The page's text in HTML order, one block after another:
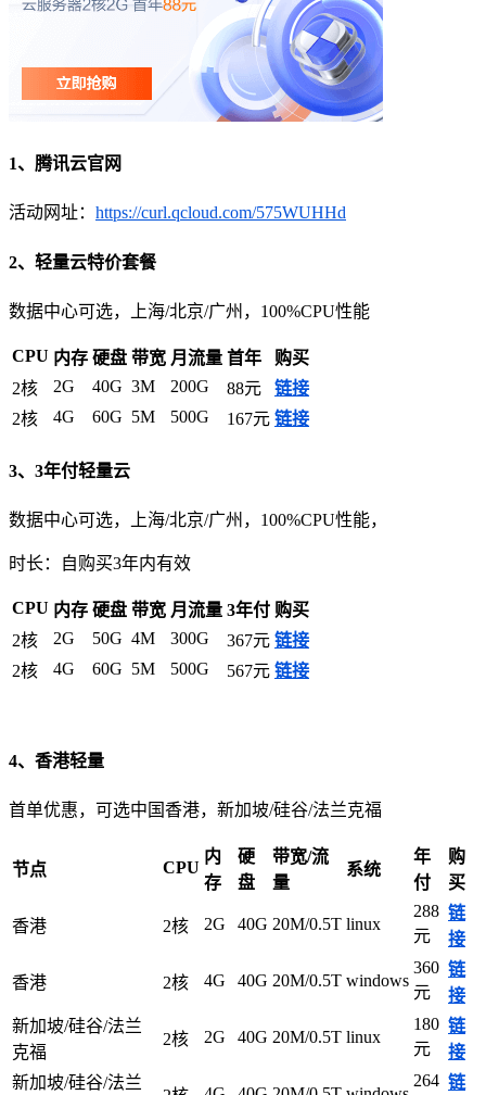
1、腾讯云官网
活动网址： https://curl.qcloud.com/575WUHHd
2、轻量云特价套餐
数据中心可选，上海/北京/广州，100%CPU性能
CPU 内存 硬盘 带宽 月流量 首年
购买
2核
2G 40G 3M 200G 88元
链接
2核
4G 60G 5M 500G 167元 链接
3、3年付轻量云
数据中心可选，上海/北京/广州，100%CPU性能，
时长：自购买3年内有效
CPU 内存 硬盘 带宽 月流量 3年付 购买
2核
2G 50G 4M 300G 367元 链接
2核
4G 60G 5M 500G 567元 链接
4、香港轻量
首单优惠，可选中国香港，新加坡/硅谷/法兰克福
节点 CPU
内
存
硬
盘
带宽/流
量
系统
年
付
购
买
香港 2核 2G 40G 20M/0.5T linux
288
元
链
接
香港 2核 4G 40G 20M/0.5T windows
360
元
链
接
新加坡/硅谷/法兰
克福
2核 2G 40G 20M/0.5T linux
180
元
链
接
新加坡/硅谷/法兰
264 链